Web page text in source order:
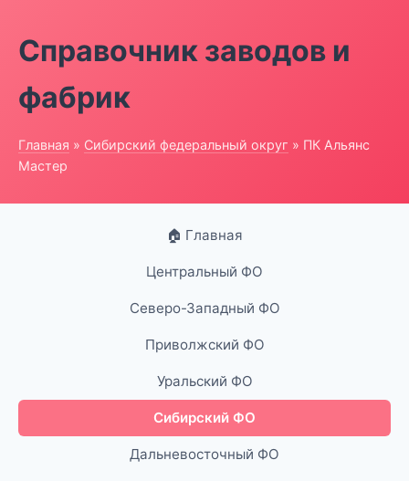
Справочник заводов и
фабрик
Главная » Сибирский федеральный округ » ПК Альянс
Мастер
🏠 Главная
Центральный ФО
Северо-Западный ФО
Приволжский ФО
Уральский ФО
Сибирский ФО
Дальневосточный ФО